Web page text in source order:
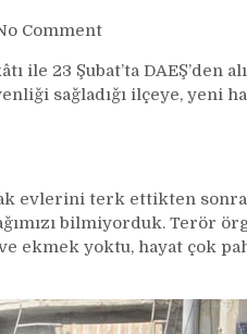
Commenton
Bab’a
dönüş
ile 23 Şubat’ta DAEŞ’den
sağladığı ilçeye, yeni
evlerini terk ettikten sonra
bilmiyorduk. Terör
ekmek yoktu, hayat çok